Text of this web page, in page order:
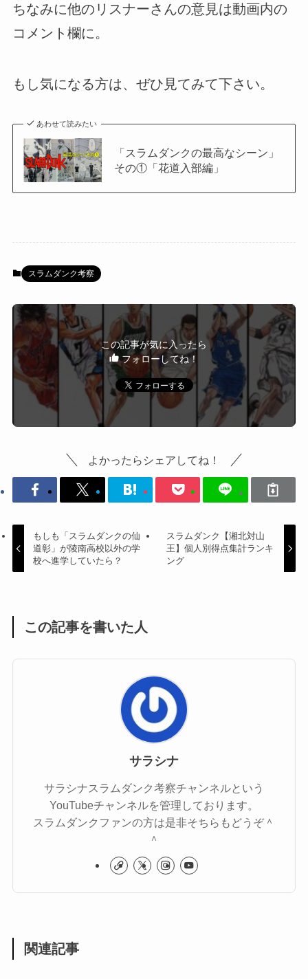
ちなみに他のリスナーさんの意見は動画内の
コメント欄に。
もし気になる方は、ぜひ見てみて下さい。
あわせて読みたい
「スラムダンクの最高なシーン」
その①「花道入部編」
スラムダンク考察
この記事が気に入ったら
フォローしてね！
よかったらシェアしてね！
もしも「スラムダンクの仙
道彰」が陵南高校以外の学
校へ進学していたら？
スラムダンク【湘北対山
王】個人別得点集計ランキ
ング
この記事を書いた人
サラシナ
サラシナスラムダンク考察チャンネルという
YouTubeチャンネルを管理しております。
スラムダンクファンの方は是非そちらもどうぞ＾
＾
関連記事